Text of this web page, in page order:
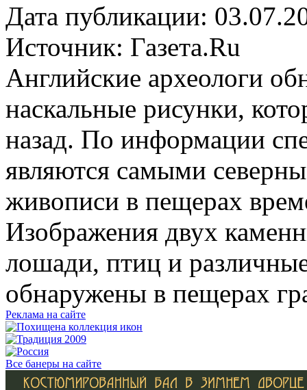
Дата публикации:
Источник: Газета.Ru
Английские археологи
наскальные рисунки,
назад. По информации
являются самыми
живописи в пещерах
Изображения двух
лошади, птиц и
обнаружены в пещерах
Реклама на сайте
Все банеры на сайте